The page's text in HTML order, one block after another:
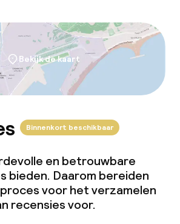
Bekijk de kaart
Binnenkort beschikbaar
en betrouwbare
bieden. Daarom bereiden
voor het verzamelen
recensies voor.